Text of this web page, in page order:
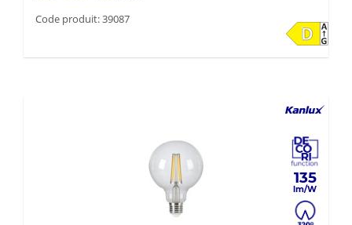
Code produit: 39087
135